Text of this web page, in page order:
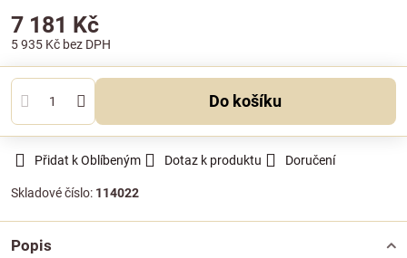
7 181 Kč
5 935 Kč bez DPH
Do košíku
Přidat k Oblíbeným Dotaz k produktu Doručení
Skladové číslo: 114022
Popis